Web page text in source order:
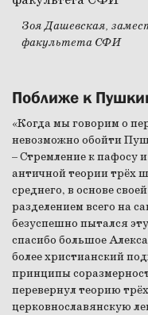
Зоя Дашевская,
факультета СФИ
Поближе к
«Когда мы говорим о
невозможно обойти
– Стремление к пафосу
античной теории трёх
среднего, в основе
разделением всего на
безуспешно пытался
спасибо большое
более христианский
принципы
перевернул теорию
церковнославянскую